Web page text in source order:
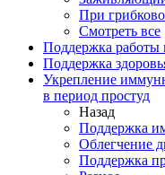
При
Смотреть все
Поддержка работы
Поддержка
Укрепление
в период простуд
Назад
Поддержка
Облегчение
Поддержка